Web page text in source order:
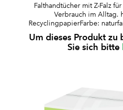
Falthandtücher mit Z-Falz
Verbrauch im Alltag.
RecyclingpapierFarbe:
mit Z-Falz für
Verbrauch Erhältlich in zwei
den wirtschaftlichen
Spender W095184
Um dieses Produkt zu
Sie sich bitte